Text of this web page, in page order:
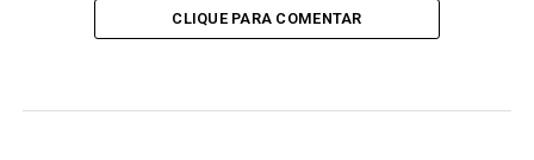
CLIQUE PARA COMENTAR